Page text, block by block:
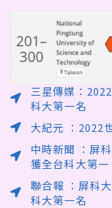
三星傳媒：
科大第一名
大紀元 ：2022
中時新聞 ：屏
獲全台科大第一
聯合報 ：屏科
科大第一名